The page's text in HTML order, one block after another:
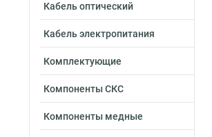
Кабель оптический
Кабель электропитания
Комплектующие
Компоненты СКС
Компоненты медные